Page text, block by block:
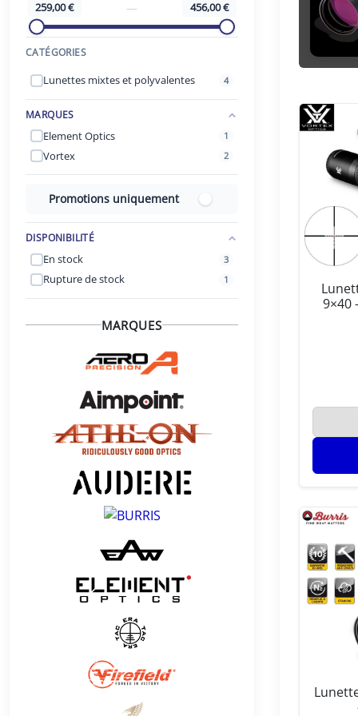
259,00 € — 456,00 €
CATÉGORIES
Lunettes mixtes et polyvalentes 4
MARQUES
Element Optics 1
Vortex 2
Promotions uniquement
DISPONIBILITÉ
En stock 3
Rupture de stock 1
MARQUES
9×40